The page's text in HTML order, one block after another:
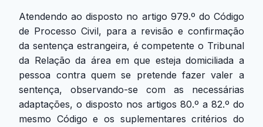
Atendendo ao disposto no artigo 979.º do Código
de Processo Civil, para a revisão e confirmação
da sentença estrangeira, é competente o Tribunal
da Relação da área em que esteja domiciliada a
pessoa contra quem se pretende fazer valer a
sentença, observando-se com as necessárias
adaptações, o disposto nos artigos 80.º a 82.º do
mesmo Código e os suplementares critérios do